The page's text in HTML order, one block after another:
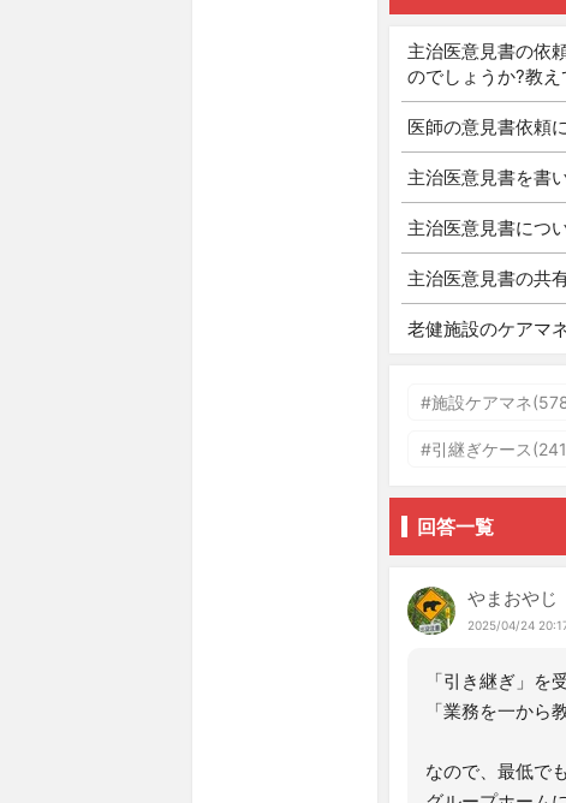
主治医意見書の依
のでしょうか?教え
医師の意見書依頼
主治医意見書を書
主治医意見書につ
主治医意見書の共
老健施設のケアマ
#施設ケアマネ
#引継ぎケース
回答一覧
やまおやじ
2025/04/24
「引き継ぎ」を
「業務を一から
なので、最低で